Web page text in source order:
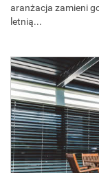
aranżacja zamieni
letnią...